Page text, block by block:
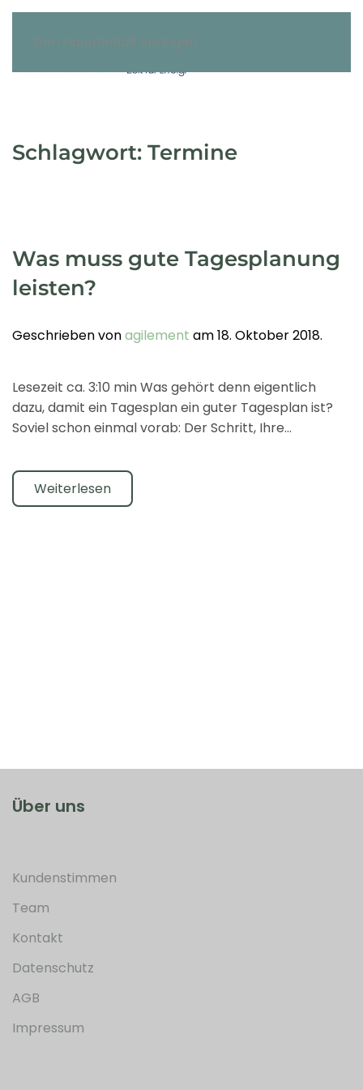
Zum Hauptinhalt springen
Schlagwort: Termine
Was muss gute Tagesplanung
leisten?
Geschrieben vonagilement am18. Oktober 2018.
Lesezeit ca. 3:10 min Was gehört denn eigentlich
dazu, damit ein Tagesplan ein guter Tagesplan ist?
Soviel schon einmal vorab: Der Schritt, Ihre...
Weiterlesen
Über uns
Kundenstimmen
Team
Kontakt
Datenschutz
AGB
Impressum